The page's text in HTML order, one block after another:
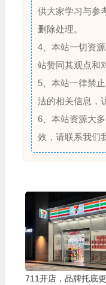
供大家学习与参
删除处理。
4、本站一切资
站赞同其观点和
5、本站一律禁
法的相关信息，
6、本站资源大
效，请联系我们
711开店，品牌托底